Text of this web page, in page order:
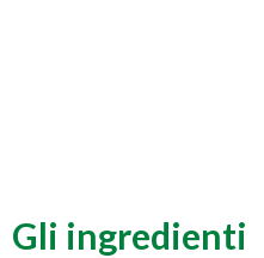
Gli ingredienti